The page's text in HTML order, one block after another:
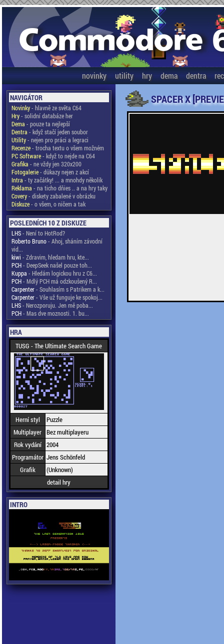
novinky utility hry dema dentra
NAVIGÁTOR
Novinky- hlavně ze světa C64
Hry- solidní databáze her
Dema - pouze ta nejlepší
Dentra - když stačí jeden soubor
Utility- nejen pro práci a legraci
Recenze- trocha textu o všem možném
PC Software- když to nejde na C64
Grafika - ne vždy jen 320x200
Fotogalerie- důkazy nejen z akcí
Intra - ty začátky! ... a mnohdy několik
Reklama - na ticho dňies .. a na hry taky
Covery- diskety zabalené v obrázku
Diskuze- o všem, o ničem a tak
POSLEDNÍCH 10 Z DISKUZE
LHS- Není to HotRod?
Roberto Bruno- Ahoj, sháním závodní
vid...
kiwi - Zdravim, hledam hru, kte...
PCH- DeepSeek našel pouze toh...
Kuppa - Hledám logickou hru z C6...
PCH- Mdlý PCH má odzkoušený R...
Carpenter- Souhlasím s Patrikem a k...
Carpenter- Vše už funguje ke spokoj...
LHS- Nerozporuju. Jen mě poba...
PCH- Mas dve moznosti. 1. bu...
HRA
TUSG - The Ultimate Search Game
Herní styl
Puzzle
Multiplayer Bez multiplayeru
Rok vydání 2004
Programátor Jens Schönfeld
Grafik
(Unknown)
detail hry
INTRO
SPACER X